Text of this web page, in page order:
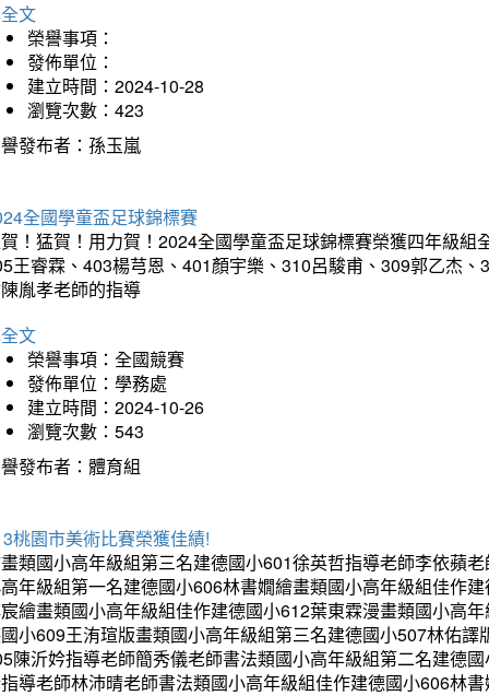
文
榮譽事項：
發佈單位：
建立時間：2024-10-28
瀏覽次數：423
發布者：孫玉嵐
全國學童盃足球錦標賽
！猛賀！用力賀！2024全國學童盃足球錦標賽榮獲四年級
王睿霖、403楊芎恩、401顏宇樂、310呂駿甫、309郭乙杰
胤孝老師的指導
文
榮譽事項：全國競賽
發佈單位：學務處
建立時間：2024-10-26
瀏覽次數：543
發布者：體育組
桃園市美術比賽榮獲佳績!
類國小高年級組第三名建德國小601徐英哲指導老師李依蘋
年級組第一名建德國小606林書嫺繪畫類國小高年級組佳作
繪畫類國小高年級組佳作建德國小612葉東霖漫畫類國小高
小609王洧瑄版畫類國小高年級組第三名建德國小507林佑
陳沂妗指導老師簡秀儀老師書法類國小高年級組第二名建德
導老師林沛晴老師書法類國小高年級組佳作建德國小606林